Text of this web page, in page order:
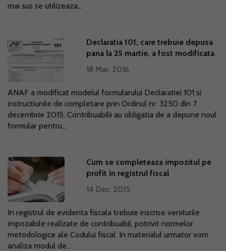
mai sus se utilizeaza...
Declaratia 101, care trebuie depusa
pana la 25 martie, a fost modificata
18 Mar. 2016
ANAF a modificat modelul formularului Declaratiei 101 si
instructiunile de completare prin Ordinul nr. 3250 din 7
decembrie 2015. Contribuabilii au obligatia de a depune noul
formular pentru...
Cum se completeaza impozitul pe
profit in registrul fiscal
14 Dec. 2015
In registrul de evidenta fiscala trebuie inscrise veniturile
impozabile realizate de contribuabil, potrivit normelor
metodologice ale Codului fiscal. In materialul urmator vom
analiza modul de...